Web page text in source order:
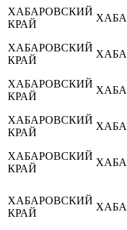
ХАБАРОВСКИЙ
КРАЙ
ХАБАРОВСКИЙ
КРАЙ
ХАБАРОВСКИЙ
КРАЙ
ХАБАРОВСКИЙ
КРАЙ
ХАБАРОВСКИЙ
КРАЙ
ХАБАРОВСКИЙ
КРАЙ